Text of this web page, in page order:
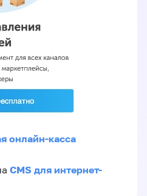
онлайн-касса
CMS для интернет-